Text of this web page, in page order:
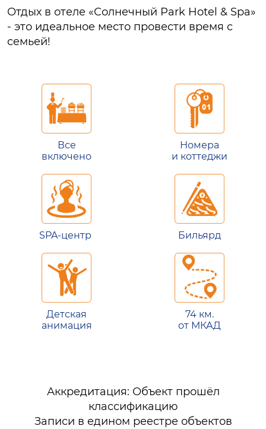
Отдых в отеле «Солнечный Park Hotel & Spa»
- это идеальное место провести время с
семьей!
Все
включено
Номера
и коттеджи
SPA-центр Бильярд
Детская
анимация
74 км.
от МКАД
Аккредитация: Объект прошёл
классификацию
Записи в едином реестре объектов